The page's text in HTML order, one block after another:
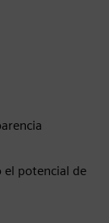
el potencial de